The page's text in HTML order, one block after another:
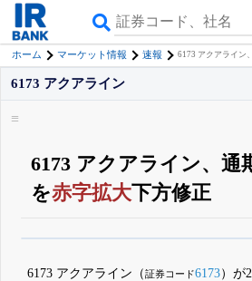
ホーム マーケット情報 速報 6173 アクアライン
6173 アクアライン
6173 アクアライン、通
を赤字拡大下方修正
くできる
無料でβ版をはじ
6173 アクアライン（証券コード6173）が